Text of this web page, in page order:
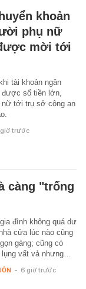
khoản
phụ nữ
mời tới
tài khoản ngân
được số tiền lớn,
nữ tới trụ sở công an
trước
càng "trống
đình không quá dư
cửa lúc nào cũng
gàng; cũng có
vất vả nhưng…
- 6 giờ trước